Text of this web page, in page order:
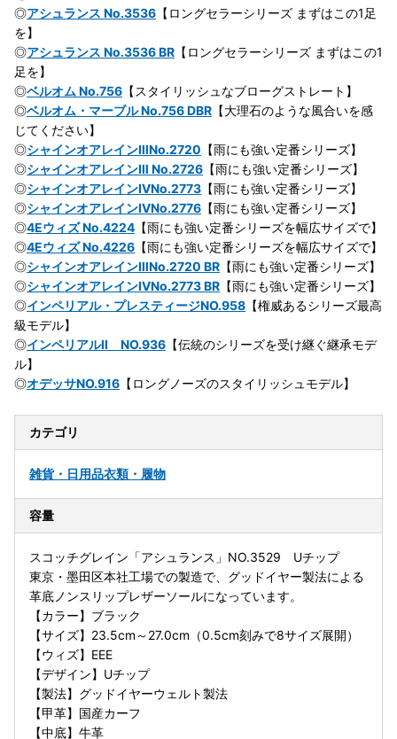
◎アシュランス No.3536 【ロングセラーシリーズ まずはこの1足
を】
◎アシュランス No.3536 BR 【ロングセラーシリーズ まずはこの1
足を】
◎ベルオム No.756 【スタイリッシュなブローグストレート】
◎ベルオム・マーブル No.756 DBR 【大理石のような風合いを感
じてください】
◎シャインオアレインⅢNo.2720 【雨にも強い定番シリーズ】
◎シャインオアレインⅢ No.2726 【雨にも強い定番シリーズ】
◎シャインオアレインⅣNo.2773 【雨にも強い定番シリーズ】
◎シャインオアレインⅣNo.2776 【雨にも強い定番シリーズ】
◎4Eウィズ No.4224 【雨にも強い定番シリーズを幅広サイズで】
◎4Eウィズ No.4226 【雨にも強い定番シリーズを幅広サイズで】
◎シャインオアレインⅢNo.2720 BR 【雨にも強い定番シリーズ】
◎シャインオアレインⅣNo.2773 BR 【雨にも強い定番シリーズ】
◎インペリアル・プレスティージNO.958 【権威あるシリーズ最高
級モデル】
◎インペリアルII NO.936 【伝統のシリーズを受け継ぐ継承モデ
ル】
◎オデッサNO.916 【ロングノーズのスタイリッシュモデル】
カテゴリ
雑貨・日用品衣類・履物
容量
スコッチグレイン「アシュランス」NO.3529 Uチップ
東京・墨田区本社工場での製造で、グッドイヤー製法による
革底ノンスリップレザーソールになっています。
【カラー】ブラック
【サイズ】23.5cm～27.0cm（0.5cm刻みで8サイズ展開）
【ウィズ】EEE
【デザイン】Uチップ
【製法】グッドイヤーウェルト製法
【甲革】国産カーフ
【中底】牛革